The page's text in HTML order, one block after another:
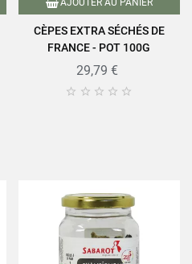
CÈPES EXTRA SÉCHÉS DE
FRANCE - POT 100G
29,79 €
    